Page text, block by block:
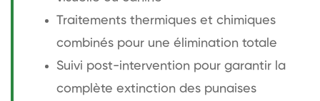
Traitements thermiques et chimiques
combinés pour une élimination totale
Suivi post-intervention pour garantir la
complète extinction des punaises